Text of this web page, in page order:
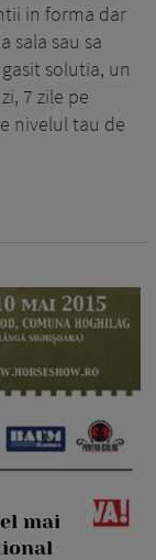
in forma dar
sala sau sa
solutia, un
7 zile pe
nivelul tau de
mai